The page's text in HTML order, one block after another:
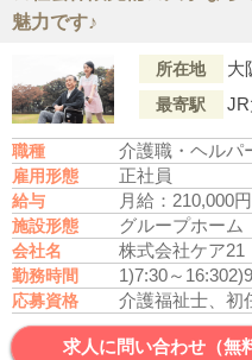
魅力です♪
所在地 大
最寄駅
職種 介護職・ヘルパ
雇用形態 正社員
給与 月給：210,000
施設形態 グループホーム
会社名 株式会社ケア21
勤務時間 1)7:30～16:30
応募資格
求人に問い合わせ（無